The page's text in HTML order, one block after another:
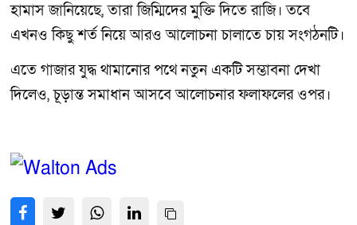
হামাস জানিয়েছে, তারা জিম্মিদের মুক্তি দিতে রাজি। তবে
এখনও কিছু শর্ত নিয়ে আরও আলোচনা চালাতে চায় সংগঠনটি।
এতে গাজার যুদ্ধ থামানোর পথে নতুন একটি সম্ভাবনা দেখা
দিলেও, চূড়ান্ত সমাধান আসবে আলোচনার ফলাফলের ওপর।